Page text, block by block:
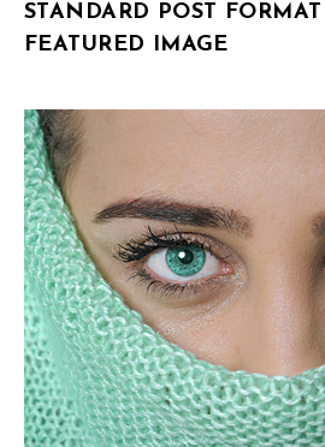
STANDARD POST
FEATURED IMAGE